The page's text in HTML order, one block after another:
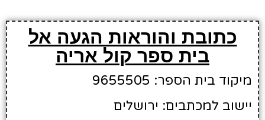
כתובת והוראות הגעה אל
בית ספר קול אריה
מיקוד בית הספר: 9655505
יישוב למכתבים: ירושלים